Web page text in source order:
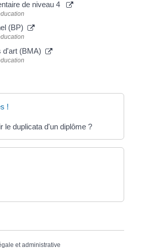
de niveau 4
(BP)
d'art (BMA)
!
le duplicata d'un diplôme ?
et administrative